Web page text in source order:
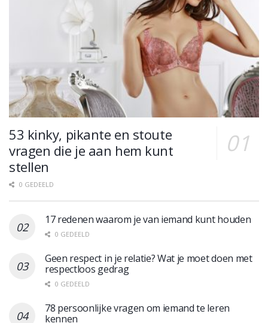
53 kinky, pikante en stoute
vragen die je aan hem kunt
stellen
0 GEDEELD
17 redenen waarom je van iemand kunt houden
0 GEDEELD
Geen respect in je relatie? Wat je moet doen met
respectloos gedrag
0 GEDEELD
78 persoonlijke vragen om iemand te leren
kennen